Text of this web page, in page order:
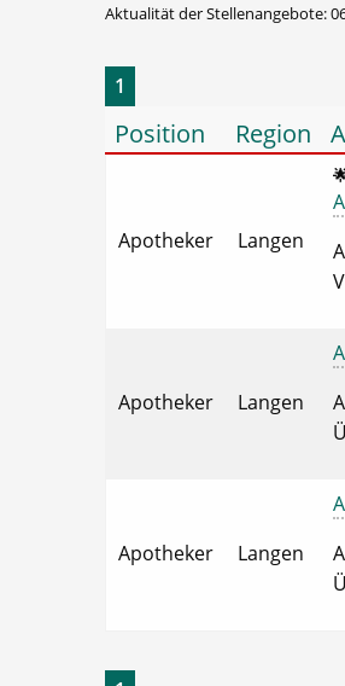
Aktualität der Stellenangebote:
1
Position Region
Apotheker Langen
Apotheker Langen
Apotheker Langen